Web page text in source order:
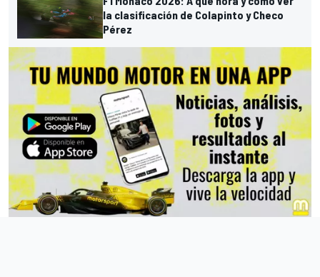
la clasificación de Colapinto y Checo
Pérez